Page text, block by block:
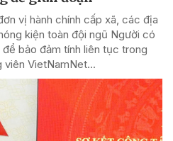
vị hành chính cấp xã, các địa
kiện toàn đội ngũ Người có
bảo đảm tính liên tục trong
viên VietNamNet...